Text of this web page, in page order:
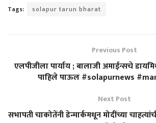
Tags: solapur tarun bharat
Previous Post
एलपीजीला पार्याय ; बालाजी अमाईन्सचे
पाहिले पाऊल #solapurnews
Next Post
सभापती चाकोतेंनी डेन्मार्कमधून मोदींच्या